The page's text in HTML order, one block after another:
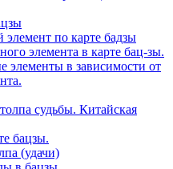
по карте бадзы
элемента в карте бац-зы.
элементы в зависимости от
судьбы. Китайская
бацзы.
(удачи)